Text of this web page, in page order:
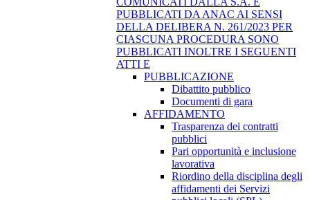
PUBBLICATI DA ANAC AI SENSI
DELLA DELIBERA N. 261/2023 PER
CIASCUNA PROCEDURA SONO
PUBBLICATI INOLTRE I SEGUENTI
ATTI E
PUBBLICAZIONE
Dibattito pubblico
Documenti di gara
AFFIDAMENTO
Trasparenza dei contratti
pubblici
Pari opportunità e inclusione
lavorativa
Riordino della disciplina degli
affidamenti dei Servizi